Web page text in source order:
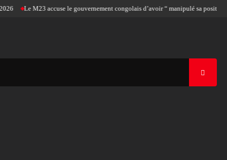
M23 accuse le gouvernement congolais d’avoir “ manipulé sa position pour